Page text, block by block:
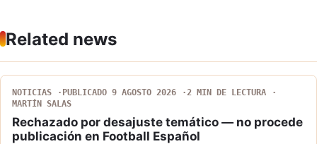
Related news
NOTICIAS PUBLICADO 9 AGOSTO 2026
2 MIN DE LECTURA
MARTÍN SALAS
Rechazado por desajuste temático — no procede
publicación en Football Español